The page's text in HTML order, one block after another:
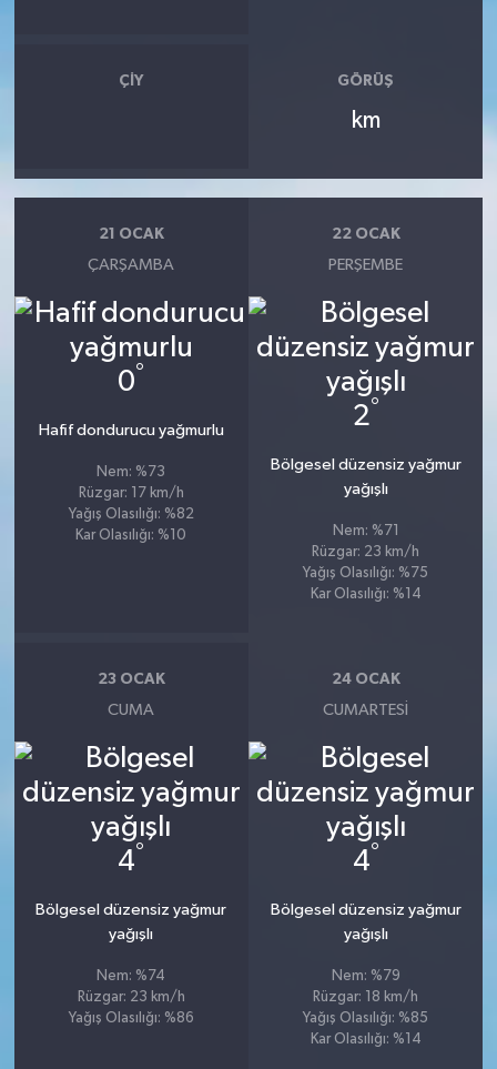
ÇIY GÖRÜŞ
km
21 OCAK
ÇARŞAMBA
0°
Hafif dondurucu yağmurlu
Nem: %73
Rüzgar: 17 km/h
Yağış Olasılığı: %82
Kar Olasılığı: %10
22 OCAK
PERŞEMBE
2°
Bölgesel düzensiz yağmur
yağışlı
Nem: %71
Rüzgar: 23 km/h
Yağış Olasılığı: %75
Kar Olasılığı: %14
23 OCAK
CUMA
4°
Bölgesel düzensiz yağmur
yağışlı
Nem: %74
Rüzgar: 23 km/h
Yağış Olasılığı: %86
24 OCAK
CUMARTESI
4°
Bölgesel düzensiz yağmur
yağışlı
Nem: %79
Rüzgar: 18 km/h
Yağış Olasılığı: %85
Kar Olasılığı: %14